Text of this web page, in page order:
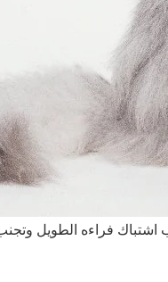
فراءه الطويل